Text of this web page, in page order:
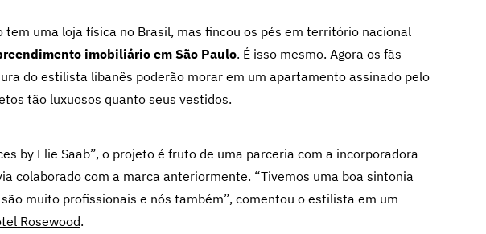
tem uma loja física no Brasil, mas fincou os pés em território nacional
imobiliário em São Paulo. É isso mesmo. Agora os fãs
do estilista libanês poderão morar em um apartamento assinado pelo
tão luxuosos quanto seus vestidos.
by Elie Saab”, o projeto é fruto de uma parceria com a incorporadora
colaborado com a marca anteriormente. “Tivemos uma boa sintonia
muito profissionais e nós também”, comentou o estilista em um
Rosewood.